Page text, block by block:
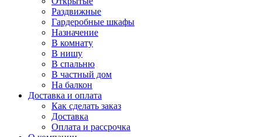
Раздвижные
Гардеробные шкафы
Назначение
В комнату
В нишу
В спальню
В частный дом
На балкон
Доставка и оплата
Как сделать заказ
Доставка
Оплата и рассрочка